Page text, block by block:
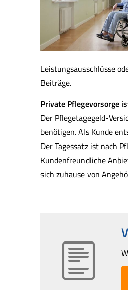
Leistungsausschlüsse
Beiträge.
Private Pflegevorsorge
Der Pflegetagegeld-
benötigen. Als Kunde
Der Tagessatz ist nach
Kundenfreundliche
sich zuhause von